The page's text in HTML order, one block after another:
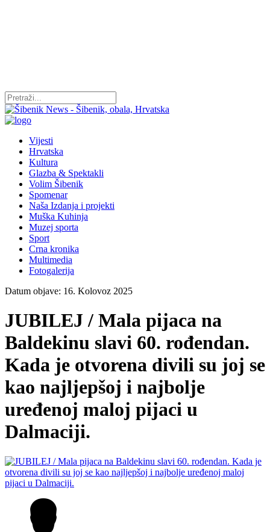
Vijesti
Hrvatska
Kultura
Glazba & Spektakli
Volim Šibenik
Spomenar
Naša Izdanja i projekti
Muška Kuhinja
Muzej sporta
Sport
Crna kronika
Multimedia
Fotogalerija
Datum objave: 16. Kolovoz 2025
JUBILEJ / Mala pijaca na
Baldekinu slavi 60. rođendan.
Kada je otvorena divili su joj se
kao najljepšoj i najbolje
uređenoj maloj pijaci u
Dalmaciji.